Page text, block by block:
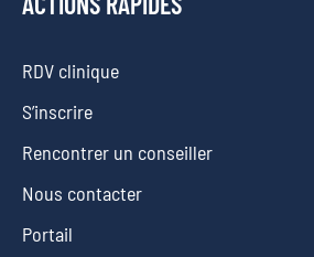
RDV clinique
S’inscrire
Rencontrer un conseiller
Nous contacter
Portail